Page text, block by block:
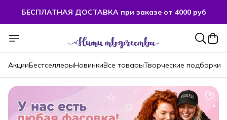
БЕСПЛАТНАЯ ДОСТАВКА при заказе от 4000 руб
БЕСПЛАТНАЯ ДОСТАВКА при заказе от 4000 руб
АкцииБестселлерыНовинкиВсе товарыТворческие подборки